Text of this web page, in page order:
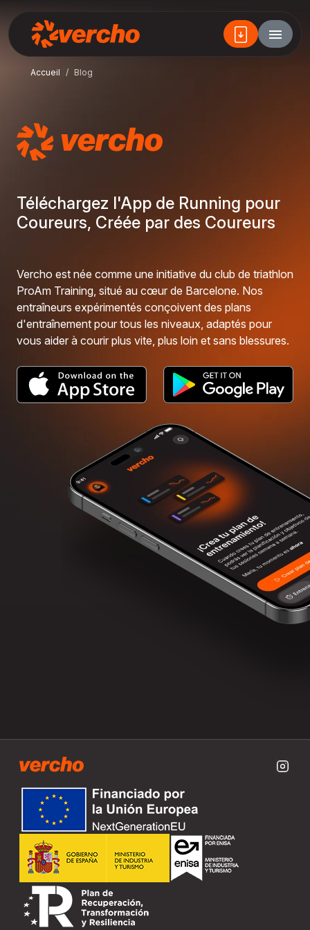
Accueil Blog
Téléchargez l'App de Running pour
Coureurs, Créée par des Coureurs
Vercho est née comme une initiative du club de triathlon
ProAm Training, situé au cœur de Barcelone. Nos
entraîneurs expérimentés conçoivent des plans
d'entraînement pour tous les niveaux, adaptés pour
vous aider à courir plus vite, plus loin et sans blessures.